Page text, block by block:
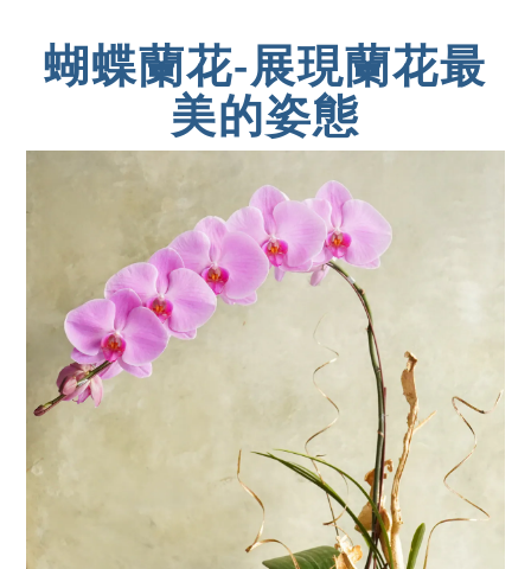
蝴蝶蘭花-展現蘭花最
美的姿態